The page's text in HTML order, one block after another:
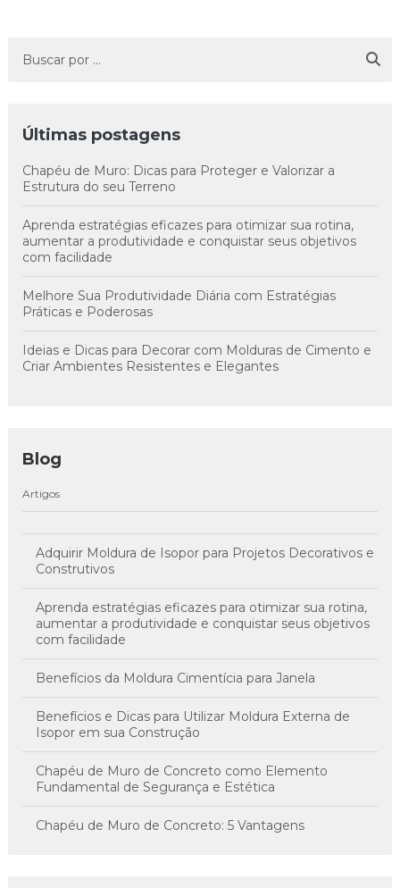
Últimas postagens
Chapéu de Muro: Dicas para Proteger e Valorizar a
Estrutura do seu Terreno
Aprenda estratégias eficazes para otimizar sua rotina,
aumentar a produtividade e conquistar seus objetivos
com facilidade
Melhore Sua Produtividade Diária com Estratégias
Práticas e Poderosas
Ideias e Dicas para Decorar com Molduras de Cimento e
Criar Ambientes Resistentes e Elegantes
Blog
Artigos
Adquirir Moldura de Isopor para Projetos Decorativos e
Construtivos
Aprenda estratégias eficazes para otimizar sua rotina,
aumentar a produtividade e conquistar seus objetivos
com facilidade
Benefícios da Moldura Cimentícia para Janela
Benefícios e Dicas para Utilizar Moldura Externa de
Isopor em sua Construção
Chapéu de Muro de Concreto como Elemento
Fundamental de Segurança e Estética
Chapéu de Muro de Concreto: 5 Vantagens